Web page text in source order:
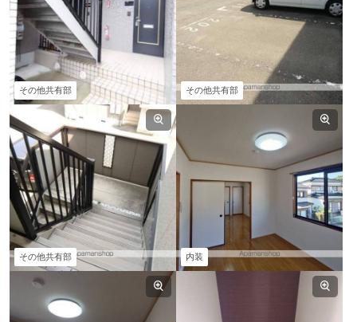
その他共有部 その他共有部
その他共有部 内装